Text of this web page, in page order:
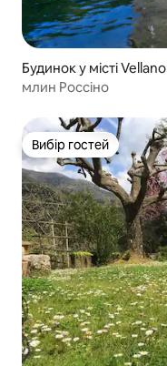
Будинок у місті Vellano
млин Россіно
Вибір гостей
Вибір гостей